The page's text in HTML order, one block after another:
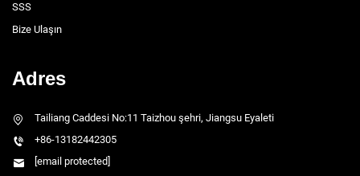
SSS
Bize Ulaşın
Adres
Tailiang Caddesi No:11 Taizhou şehri, Jiangsu Eyaleti
+86-13182442305
[email protected]